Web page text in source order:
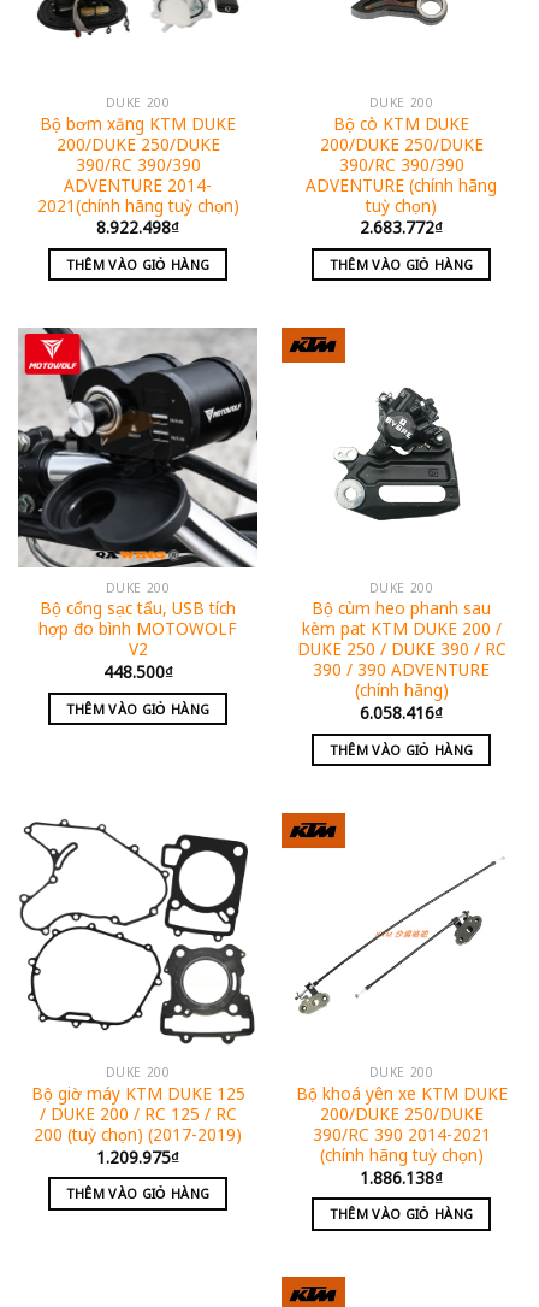
DUKE 200
Bộ bơm xăng KTM DUKE
200/DUKE 250/DUKE
390/RC 390/390
ADVENTURE 2014-
2021(chính hãng tuỳ chọn)
8.922.498₫
THÊM VÀO GIỎ HÀNG
DUKE 200
Bộ cò KTM DUKE
200/DUKE 250/DUKE
390/RC 390/390
ADVENTURE (chính hãng
tuỳ chọn)
2.683.772₫
THÊM VÀO GIỎ HÀNG
DUKE 200
Bộ cổng sạc tẩu, USB tích
hợp đo bình MOTOWOLF
V2
448.500₫
THÊM VÀO GIỎ HÀNG
DUKE 200
Bộ cùm heo phanh sau
kèm pat KTM DUKE 200 /
DUKE 250 / DUKE 390 / RC
390 / 390 ADVENTURE
(chính hãng)
6.058.416₫
THÊM VÀO GIỎ HÀNG
DUKE 200
Bộ giờ máy KTM DUKE 125
/ DUKE 200 / RC 125 / RC
200 (tuỳ chọn) (2017-2019)
1.209.975₫
THÊM VÀO GIỎ HÀNG
DUKE 200
Bộ khoá yên xe KTM DUKE
200/DUKE 250/DUKE
390/RC 390 2014-2021
(chính hãng tuỳ chọn)
1.886.138₫
THÊM VÀO GIỎ HÀNG